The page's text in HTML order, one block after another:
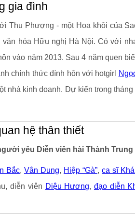
gia đình
Thu Phượng - một Hoa khôi của
văn hóa Hữu nghị Hà Nội. Có với
vào năm 2013. Sau 4 năm quen
chính thức đính hôn với hotgirl
nhà kinh doanh. Dự kiến trong
hệ thân thiết
yêu Diễn viên hài Thành Trung
Bắc, Vân Dung, Hiệp “Gà”, ca sĩ
diễn viên Diệu Hương, đạo diễn